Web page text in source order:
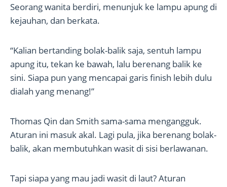
Seorang wanita berdiri, menunjuk ke lampu apung di
kejauhan, dan berkata.
“Kalian bertanding bolak-balik saja, sentuh lampu
apung itu, tekan ke bawah, lalu berenang balik ke
sini. Siapa pun yang mencapai garis finish lebih dulu
dialah yang menang!”
Thomas Qin dan Smith sama-sama mengangguk.
Aturan ini masuk akal. Lagi pula, jika berenang bolak-
balik, akan membutuhkan wasit di sisi berlawanan.
Tapi siapa yang mau jadi wasit di laut? Aturan